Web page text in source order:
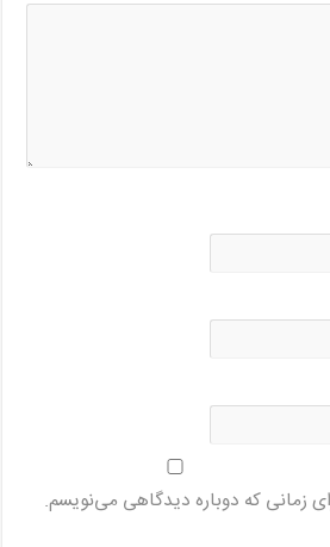
زمانی که دوباره دیدگاهی می‌نویسم.